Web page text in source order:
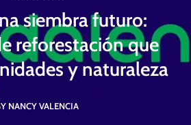
siembra futuro:
reforestación que
y naturaleza
NANCY VALENCIA